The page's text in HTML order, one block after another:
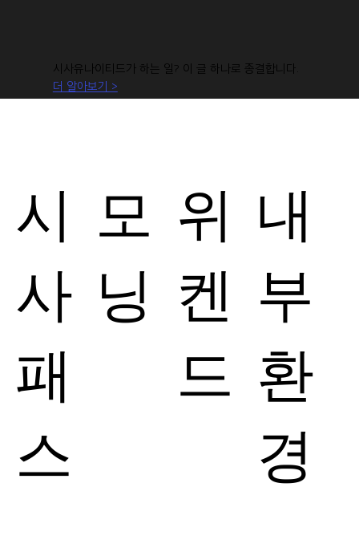
시사유나이티드가 하는 일? 이 글 하나로 종결합니다.
더 알아보기 >
시
사
패
스
모
닝
위
켄
드
내
부
환
경